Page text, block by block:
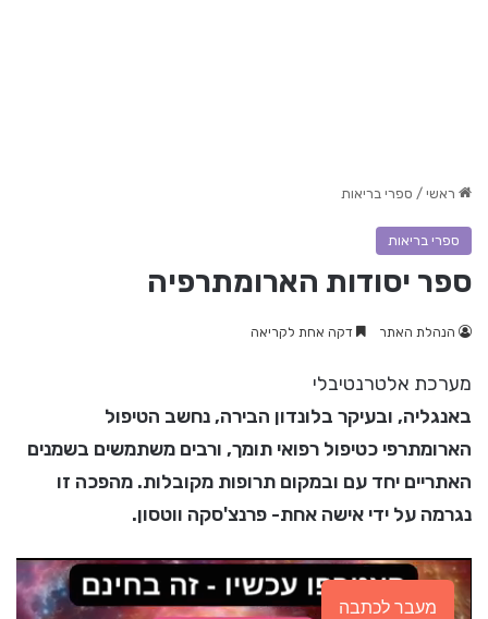
ראשי / ספרי בריאות
ספרי בריאות
ספר יסודות הארומתרפיה
הנהלת האתר דקה אחת לקריאה
מערכת אלטרנטיבלי
באנגליה, ובעיקר בלונדון הבירה, נחשב הטיפול
הארומתרפי כטיפול רפואי תומך, ורבים משתמשים בשמנים
האתריים יחד עם ובמקום תרופות מקובלות. מהפכה זו
נגרמה על ידי אישה אחת- פרנצ'סקה ווטסון.
מעבר לכתבה